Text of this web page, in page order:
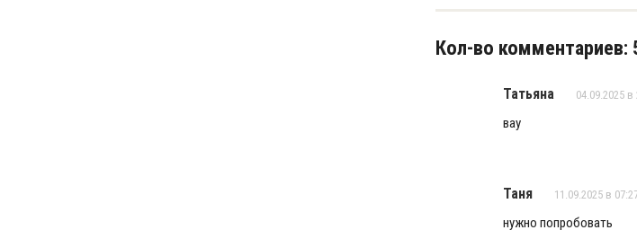
Кол-во комментариев:
Татьяна 04.09.2025 в
вау
Таня 11.09.2025 в
нужно попробовать